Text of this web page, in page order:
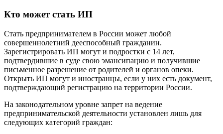
Кто может стать ИП
Стать предпринимателем в России может любой
совершеннолетний дееспособный гражданин.
Зарегистрировать ИП могут и подростки с 14 лет,
подтвердившие в суде свою эмансипацию и получившие
письменное разрешение от родителей и органов опеки.
Открыть ИП могут и иностранцы, если у них есть документ,
подтверждающий регистрацию на территории России.
На законодательном уровне запрет на ведение
предпринимательской деятельности установлен лишь для
следующих категорий граждан: